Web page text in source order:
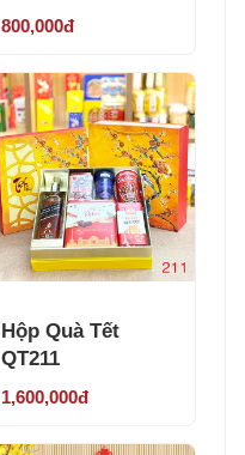
800,000đ
Hộp Quà Tết
QT211
1,600,000đ